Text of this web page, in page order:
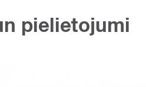
pielietojumi